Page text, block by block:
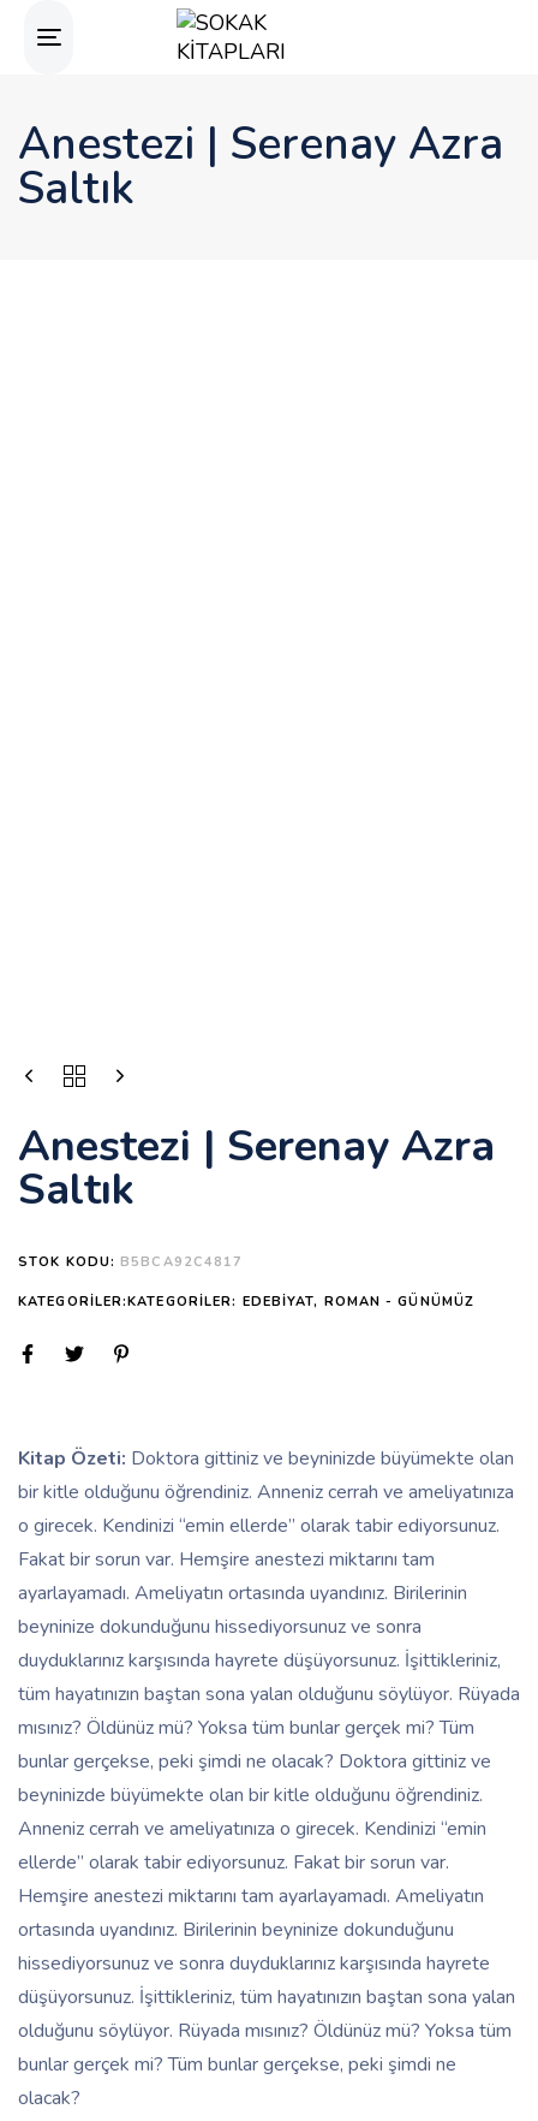
Toggle
Anestezi | Serenay Azra
Saltık
Anestezi | Serenay Azra
Saltık
STOK KODU: B5BCA92C4817
KATEGORILER:KATEGORILER: EDEBIYAT, ROMAN - GÜNÜMÜZ
Kitap Özeti: Doktora gittiniz ve beyninizde büyümekte olan
bir kitle olduğunu öğrendiniz. Anneniz cerrah ve ameliyatınıza
o girecek. Kendinizi “emin ellerde” olarak tabir ediyorsunuz.
Fakat bir sorun var. Hemşire anestezi miktarını tam
ayarlayamadı. Ameliyatın ortasında uyandınız. Birilerinin
beyninize dokunduğunu hissediyorsunuz ve sonra
duyduklarınız karşısında hayrete düşüyorsunuz. İşittikleriniz,
tüm hayatınızın baştan sona yalan olduğunu söylüyor. Rüyada
mısınız? Öldünüz mü? Yoksa tüm bunlar gerçek mi? Tüm
bunlar gerçekse, peki şimdi ne olacak? Doktora gittiniz ve
beyninizde büyümekte olan bir kitle olduğunu öğrendiniz.
Anneniz cerrah ve ameliyatınıza o girecek. Kendinizi “emin
ellerde” olarak tabir ediyorsunuz. Fakat bir sorun var.
Hemşire anestezi miktarını tam ayarlayamadı. Ameliyatın
ortasında uyandınız. Birilerinin beyninize dokunduğunu
hissediyorsunuz ve sonra duyduklarınız karşısında hayrete
düşüyorsunuz. İşittikleriniz, tüm hayatınızın baştan sona yalan
olduğunu söylüyor. Rüyada mısınız? Öldünüz mü? Yoksa tüm
bunlar gerçek mi? Tüm bunlar gerçekse, peki şimdi ne
olacak?